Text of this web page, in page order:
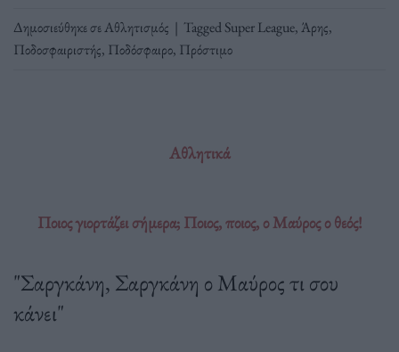
Δημοσιεύθηκε σεΑθλητισμός | TaggedSuper League,Άρης,
Ποδοσφαιριστής, Ποδόσφαιρο, Πρόστιμο
Αθλητικά
Ποιος γιορτάζει σήμερα; Ποιος, ποιος, ο Μαύρος ο θεός!
"Σαργκάνη, Σαργκάνη ο Μαύρος τι σου
κάνει"